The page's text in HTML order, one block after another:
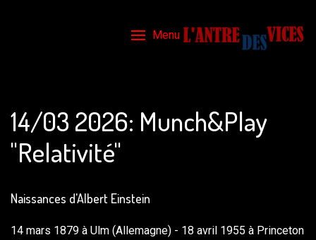
Menu
14/03 2026: Munch&Play
"Relativité"
Naissances d'Albert Einstein
14 mars 1879 à Ulm (Allemagne) - 18 avril 1955 à Princeton